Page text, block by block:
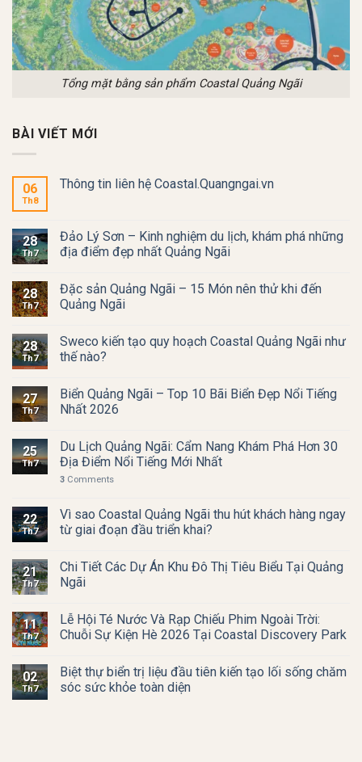
Tổng mặt bằng sản phẩm Coastal Quảng Ngãi
BÀI VIẾT MỚI
06
Th8
Thông tin liên hệ Coastal.Quangngai.vn
28
Th7
Đảo Lý Sơn – Kinh nghiệm du lịch, khám phá những
địa điểm đẹp nhất Quảng Ngãi
28
Th7
Đặc sản Quảng Ngãi – 15 Món nên thử khi đến
Quảng Ngãi
28
Th7
Sweco kiến tạo quy hoạch Coastal Quảng Ngãi như
thế nào?
27
Th7
Biển Quảng Ngãi – Top 10 Bãi Biển Đẹp Nổi Tiếng
Nhất 2026
25
Th7
Du Lịch Quảng Ngãi: Cẩm Nang Khám Phá Hơn 30
Địa Điểm Nổi Tiếng Mới Nhất
3 Comments
22
Th7
Vì sao Coastal Quảng Ngãi thu hút khách hàng ngay
từ giai đoạn đầu triển khai?
21
Th7
Chi Tiết Các Dự Án Khu Đô Thị Tiêu Biểu Tại Quảng
Ngãi
11
Th7
Lễ Hội Té Nước Và Rạp Chiếu Phim Ngoài Trời:
Chuỗi Sự Kiện Hè 2026 Tại Coastal Discovery Park
02
Th7
Biệt thự biển trị liệu đầu tiên kiến tạo lối sống chăm
sóc sức khỏe toàn diện